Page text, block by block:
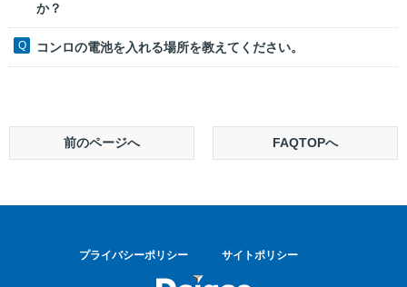
か？
コンロの電池を入れる場所を教えてください。
前のページへ FAQTOPへ
プライバシーポリシー サイトポリシー